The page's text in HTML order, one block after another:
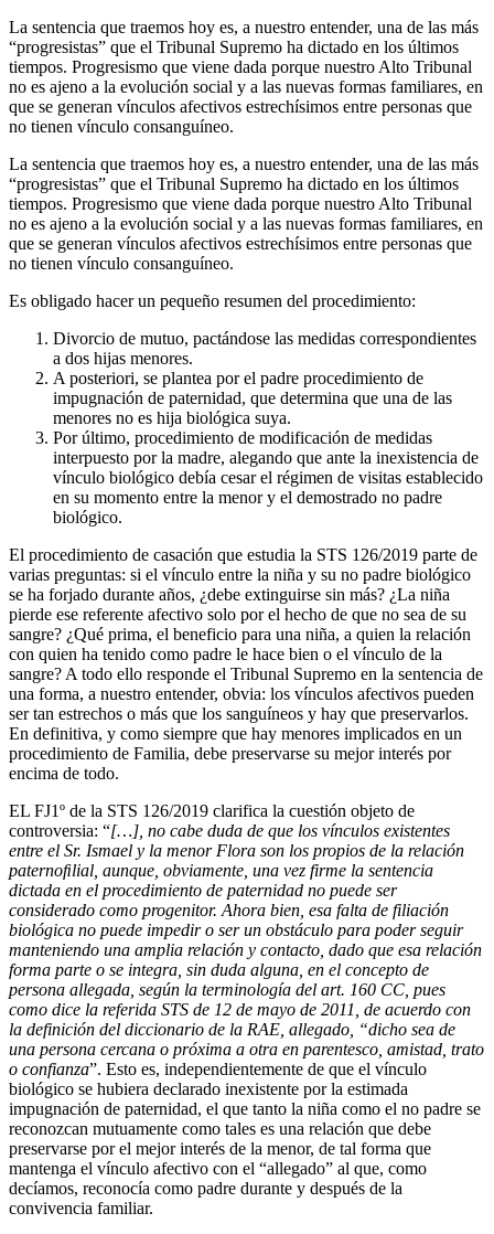
La sentencia que traemos hoy es, a nuestro entender, una de las más
“progresistas” que el Tribunal Supremo ha dictado en los últimos
tiempos. Progresismo que viene dada porque nuestro Alto Tribunal
no es ajeno a la evolución social y a las nuevas formas familiares, en
que se generan vínculos afectivos estrechísimos entre personas que
no tienen vínculo consanguíneo.
La sentencia que traemos hoy es, a nuestro entender, una de las más
“progresistas” que el Tribunal Supremo ha dictado en los últimos
tiempos. Progresismo que viene dada porque nuestro Alto Tribunal
no es ajeno a la evolución social y a las nuevas formas familiares, en
que se generan vínculos afectivos estrechísimos entre personas que
no tienen vínculo consanguíneo.
Es obligado hacer un pequeño resumen del procedimiento:
Divorcio de mutuo, pactándose las medidas correspondientes
a dos hijas menores.
A posteriori, se plantea por el padre procedimiento de
impugnación de paternidad, que determina que una de las
menores no es hija biológica suya.
Por último, procedimiento de modificación de medidas
interpuesto por la madre, alegando que ante la inexistencia de
vínculo biológico debía cesar el régimen de visitas establecido
en su momento entre la menor y el demostrado no padre
biológico.
El procedimiento de casación que estudia la STS 126/2019 parte de
varias preguntas: si el vínculo entre la niña y su no padre biológico
se ha forjado durante años, ¿debe extinguirse sin más? ¿La niña
pierde ese referente afectivo solo por el hecho de que no sea de su
sangre? ¿Qué prima, el beneficio para una niña, a quien la relación
con quien ha tenido como padre le hace bien o el vínculo de la
sangre? A todo ello responde el Tribunal Supremo en la sentencia de
una forma, a nuestro entender, obvia: los vínculos afectivos pueden
ser tan estrechos o más que los sanguíneos y hay que preservarlos.
En definitiva, y como siempre que hay menores implicados en un
procedimiento de Familia, debe preservarse su mejor interés por
encima de todo.
EL FJ1º de la STS 126/2019 clarifica la cuestión objeto de
controversia: “[…], no cabe duda de que los vínculos existentes
entre el Sr. Ismael y la menor Flora son los propios de la relación
paternoﬁlial, aunque, obviamente, una vez firme la sentencia
dictada en el procedimiento de paternidad no puede ser
considerado como progenitor. Ahora bien, esa falta de filiación
biológica no puede impedir o ser un obstáculo para poder seguir
manteniendo una amplia relación y contacto, dado que esa relación
forma parte o se integra, sin duda alguna, en el concepto de
persona allegada, según la terminología del art. 160 CC, pues
como dice la referida STS de 12 de mayo de 2011, de acuerdo con
la definición del diccionario de la RAE, allegado, “dicho sea de
una persona cercana o próxima a otra en parentesco, amistad, trato
o confianza”. Esto es, independientemente de que el vínculo
biológico se hubiera declarado inexistente por la estimada
impugnación de paternidad, el que tanto la niña como el no padre se
reconozcan mutuamente como tales es una relación que debe
preservarse por el mejor interés de la menor, de tal forma que
mantenga el vínculo afectivo con el “allegado” al que, como
decíamos, reconocía como padre durante y después de la
convivencia familiar.